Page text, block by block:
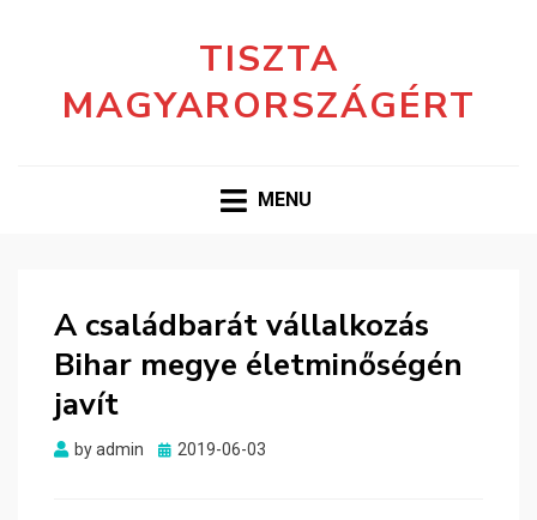
TISZTA
MAGYARORSZÁGÉRT
MENU
A családbarát vállalkozás
Bihar megye életminőségén
javít
byadmin
Posted
2019-06-03